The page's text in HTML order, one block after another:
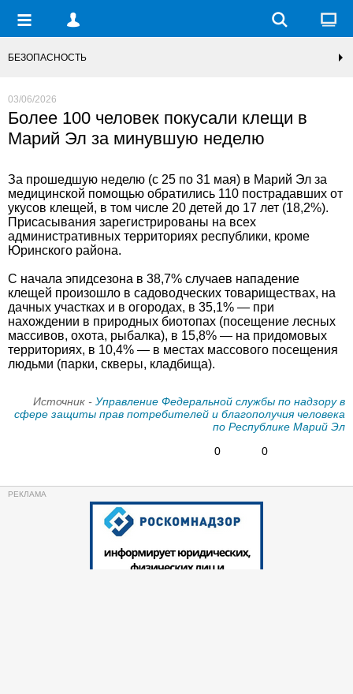
БЕЗОПАСНОСТЬ
03/06/2026
Более 100 человек покусали клещи в
Марий Эл за минувшую неделю
За прошедшую неделю (с 25 по 31 мая) в Марий Эл за
медицинской помощью обратились 110 пострадавших от
укусов клещей, в том числе 20 детей до 17 лет (18,2%).
Присасывания зарегистрированы на всех
административных территориях республики, кроме
Юринского района.
С начала эпидсезона в 38,7% случаев нападение
клещей произошло в садоводческих товариществах, на
дачных участках и в огородах, в 35,1% — при
нахождении в природных биотопах (посещение лесных
массивов, охота, рыбалка), в 15,8% — на придомовых
территориях, в 10,4% — в местах массового посещения
людьми (парки, скверы, кладбища).
Источник - Управление Федеральной службы по надзору в
сфере защиты прав потребителей и благополучия человека
по Республике Марий Эл
0
0